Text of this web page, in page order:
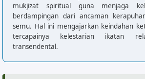
mukjizat spiritual guna menjaga
berdampingan dari ancaman
semu. Hal ini mengajarkan keindahan
tercapainya kelestarian ikatan
transendental.